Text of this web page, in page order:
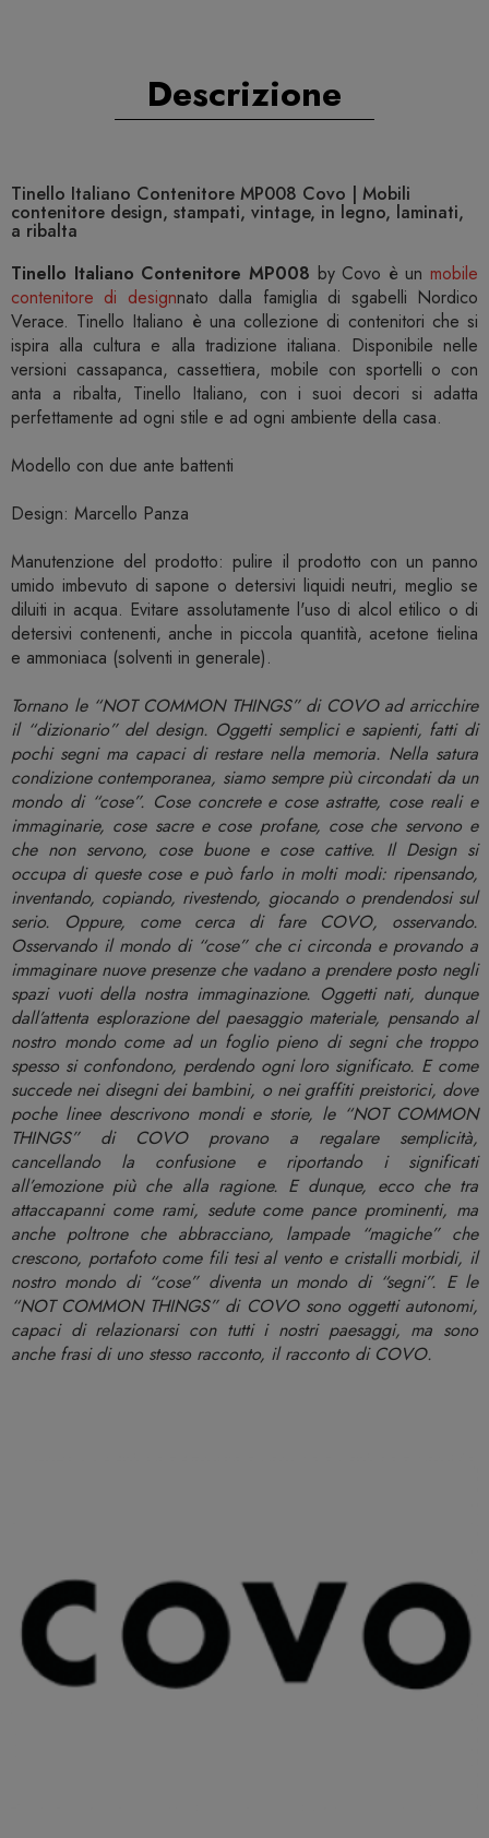
Descrizione
Tinello Italiano Contenitore MP008 Covo | Mobili
contenitore design, stampati, vintage, in legno, laminati,
a ribalta
Tinello Italiano Contenitore MP008 by Covo è un mobile
contenitore di designnato dalla famiglia di sgabelli Nordico
Verace. Tinello Italiano è una collezione di contenitori che si
ispira alla cultura e alla tradizione italiana. Disponibile nelle
versioni cassapanca, cassettiera, mobile con sportelli o con
anta a ribalta, Tinello Italiano, con i suoi decori si adatta
perfettamente ad ogni stile e ad ogni ambiente della casa.
Modello con due ante battenti
Design: Marcello Panza
Manutenzione del prodotto: pulire il prodotto con un panno
umido imbevuto di sapone o detersivi liquidi neutri, meglio se
diluiti in acqua. Evitare assolutamente l'uso di alcol etilico o di
detersivi contenenti, anche in piccola quantità, acetone tielina
e ammoniaca (solventi in generale).
Tornano le “NOT COMMON THINGS” di COVO ad arricchire
il “dizionario” del design. Oggetti semplici e sapienti, fatti di
pochi segni ma capaci di restare nella memoria. Nella satura
condizione contemporanea, siamo sempre più circondati da un
mondo di “cose”. Cose concrete e cose astratte, cose reali e
immaginarie, cose sacre e cose profane, cose che servono e
che non servono, cose buone e cose cattive. Il Design si
occupa di queste cose e può farlo in molti modi: ripensando,
inventando, copiando, rivestendo, giocando o prendendosi sul
serio. Oppure, come cerca di fare COVO, osservando.
Osservando il mondo di “cose” che ci circonda e provando a
immaginare nuove presenze che vadano a prendere posto negli
spazi vuoti della nostra immaginazione. Oggetti nati, dunque
dall’attenta esplorazione del paesaggio materiale, pensando al
nostro mondo come ad un foglio pieno di segni che troppo
spesso si confondono, perdendo ogni loro significato. E come
succede nei disegni dei bambini, o nei graffiti preistorici, dove
poche linee descrivono mondi e storie, le “NOT COMMON
THINGS” di COVO provano a regalare semplicità,
cancellando la confusione e riportando i significati
all’emozione più che alla ragione. E dunque, ecco che tra
attaccapanni come rami, sedute come pance prominenti, ma
anche poltrone che abbracciano, lampade “magiche” che
crescono, portafoto come fili tesi al vento e cristalli morbidi, il
nostro mondo di “cose” diventa un mondo di “segni”. E le
“NOT COMMON THINGS” di COVO sono oggetti autonomi,
capaci di relazionarsi con tutti i nostri paesaggi, ma sono
anche frasi di uno stesso racconto, il racconto di COVO.